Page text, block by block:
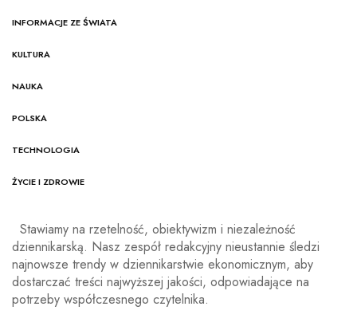
INFORMACJE ZE ŚWIATA
KULTURA
NAUKA
POLSKA
TECHNOLOGIA
ŻYCIE I ZDROWIE
Stawiamy na rzetelność, obiektywizm i niezależność
dziennikarską. Nasz zespół redakcyjny nieustannie śledzi
najnowsze trendy w dziennikarstwie ekonomicznym, aby
dostarczać treści najwyższej jakości, odpowiadające na
potrzeby współczesnego czytelnika.